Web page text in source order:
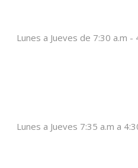
Lunes a Jueves de 7:30 a.m
Lunes a Jueves 7:35 a.m a